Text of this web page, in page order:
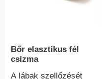
Bőr elasztikus fél
csizma
A lábak szellőzését